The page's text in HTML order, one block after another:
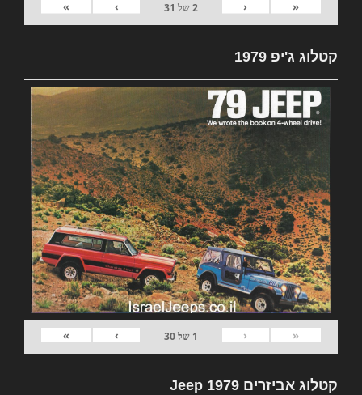
«
‹
2של 31
›
»
קטלוג ג'יפ 1979
«
‹
1 של30
›
»
קטלוג אביזרים 1979 Jeep